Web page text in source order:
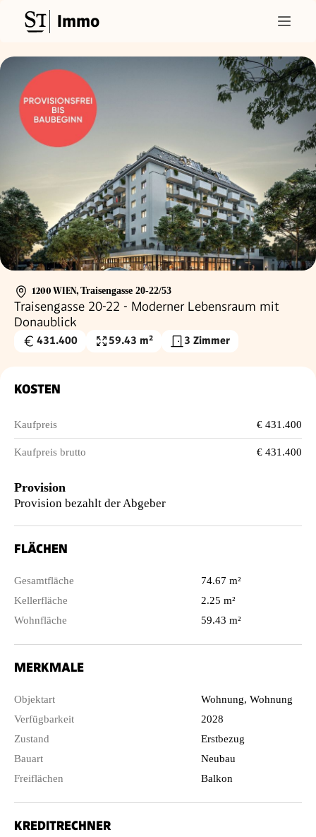
Immo
1200 WIEN, Traisengasse 20-22/53
Traisengasse 20-22 - Moderner Lebensraum mit
Donaublick
Kaufpreis
431.400
Wohnfläche
59.43 m² 3 Zimmer
KOSTEN
Kaufpreis € 431.400
Kaufpreis brutto € 431.400
Provision
Provision bezahlt der Abgeber
FLÄCHEN
Gesamtfläche
74.67 m²
Kellerfläche
2.25 m²
Wohnfläche
59.43 m²
MERKMALE
Objektart
Wohnung, Wohnung
Verfügbarkeit
2028
Zustand
Erstbezug
Bauart
Neubau
Freiflächen
Balkon
KREDITRECHNER